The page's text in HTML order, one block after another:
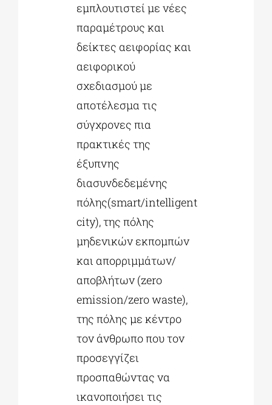
εμπλουτιστεί με νέες
παραμέτρους και
δείκτες αειφορίας και
αειφορικού
σχεδιασμού με
αποτέλεσμα τις
σύγχρονες πια
πρακτικές της
έξυπνης
διασυνδεδεμένης
πόλης(smart/intelligent
city), της πόλης
μηδενικών εκπομπών
και απορριμμάτων/
αποβλήτων (zero
emission/zero waste),
της πόλης με κέντρο
τον άνθρωπο που τον
προσεγγίζει
προσπαθώντας να
ικανοποιήσει τις